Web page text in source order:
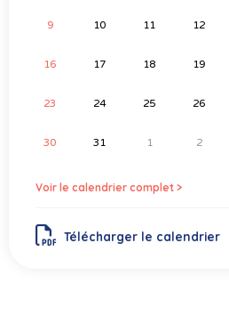
9 10 11 12
16 17 18 19
23 24 25 26
30 31 1 2
Voir le calendrier complet >
Télécharger le calendrier